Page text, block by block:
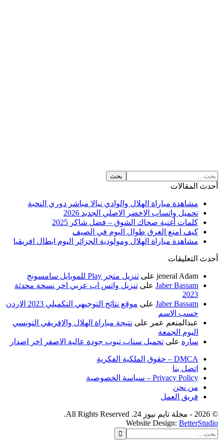
مشاهدة مباراة الهلال والوادي نيالا مباشر دوري النخبة
تحميل واتساب الاخضر الاصلي الجديد 2026
كلمات أغنية صحاك الشوق – فضل شاكر 2025
كيف امنع العرق طوال اليوم في الصيف
مشاهدة مباراة الهلال ومولودية الجزائر اليوم ابطال افريقيا
jeneral Adamعلىتنزيل متجر Play للموبايل سامسونج
Jaber Bassamعلىتنزيل واتس اب عربي اخر نسخة محدثة
Jaber Bassamعلى
موقع نتائج التوجيهي التكميلي 2023 الاردن
حسب الاسم
عبدالمنعم عمرعلىنتيجة مباراة الهلال والافريقي التونسي
اليوم الجمعة
سارهعلى تحميل سناب تيوب جودة عالية الاصفر اخر اصدار
DMCA – حقوق الملكية الفكرية
اتصل بنا
Privacy Policy – سياسة الخصوصية
من نحن
فريق العمل
Website Design: